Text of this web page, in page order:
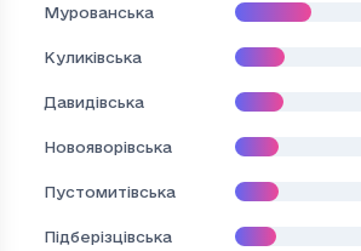
Мурованська
Куликівська
Давидівська
Новояворівська
Пустомитівська
Підберізцівська